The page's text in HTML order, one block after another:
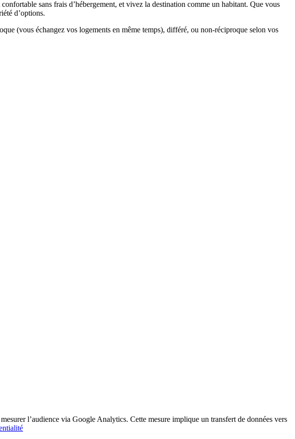
sans frais d’hébergement, et vivez la destination comme un habitant. Que vous
d’options.
(vous échangez vos logements en même temps), différé, ou non-réciproque selon vos
l’audience via Google Analytics. Cette mesure implique un transfert de données vers